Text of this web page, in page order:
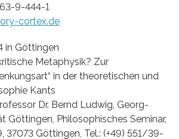
9-444-1
cortex.de
in Göttingen
Metaphysik? Zur
in der theoretischen und
Kants
Dr. Bernd Ludwig, Georg-
Göttingen, Philosophisches Seminar,
37073 Göttingen, Tel.: (+49) 551/39-